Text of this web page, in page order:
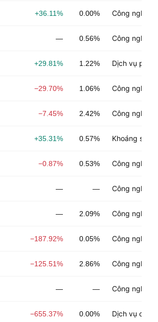
+36.11% 0.00% Công nghệ
— 0.56% Công nghệ
+29.81% 1.22% Dịch vụ phân
−29.70% 1.06% Công nghệ
−7.45% 2.42% Công nghiệp
+35.31% 0.57% Khoáng sản
−0.87% 0.53% Công nghệ
— — Công nghiệp
— 2.09% Công nghệ
−187.92% 0.05% Công nghệ
−125.51% 2.86% Công nghệ
— — Công nghệ
−655.37% 0.00% Dịch vụ công